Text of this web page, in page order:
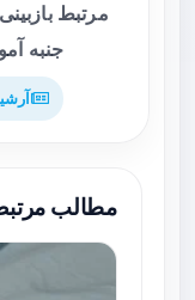
مرتبط
جنبه
مطالب